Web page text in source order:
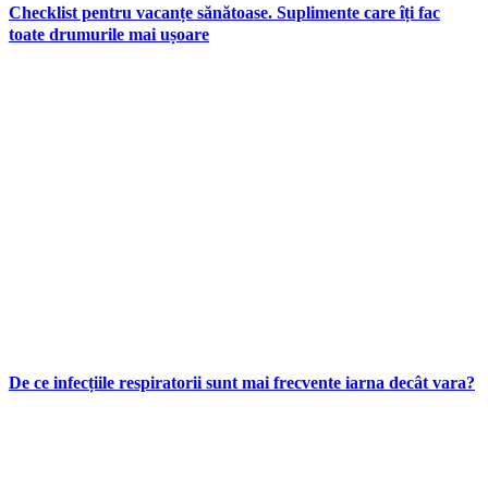
Checklist pentru vacanțe sănătoase. Suplimente care îți fac
toate drumurile mai ușoare
De ce infecțiile respiratorii sunt mai frecvente iarna decât vara?